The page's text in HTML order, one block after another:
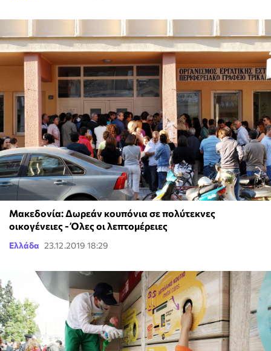
Μακεδονία: Δωρεάν κουπόνια σε πολύτεκνες
οικογένειες - Όλες οι λεπτομέρειες
Ελλάδα 23.12.2019 18:29